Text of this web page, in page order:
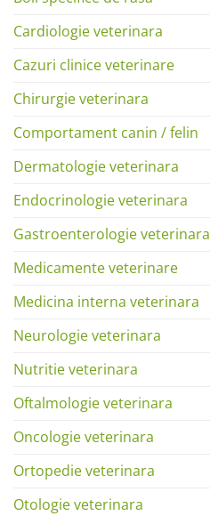
Cardiologie veterinara
Cazuri clinice veterinare
Chirurgie veterinara
Comportament canin / felin
Dermatologie veterinara
Endocrinologie veterinara
Gastroenterologie veterinara
Medicamente veterinare
Medicina interna veterinara
Neurologie veterinara
Nutritie veterinara
Oftalmologie veterinara
Oncologie veterinara
Ortopedie veterinara
Otologie veterinara